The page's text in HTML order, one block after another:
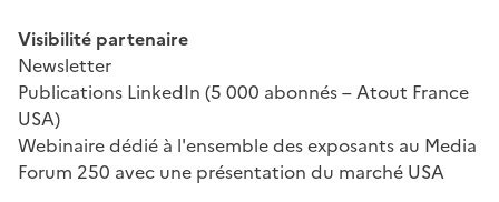
Visibilité partenaire
Newsletter
Publications LinkedIn (5 000 abonnés – Atout France
USA)
Webinaire dédié à l'ensemble des exposants au Media
Forum 250 avec une présentation du marché USA